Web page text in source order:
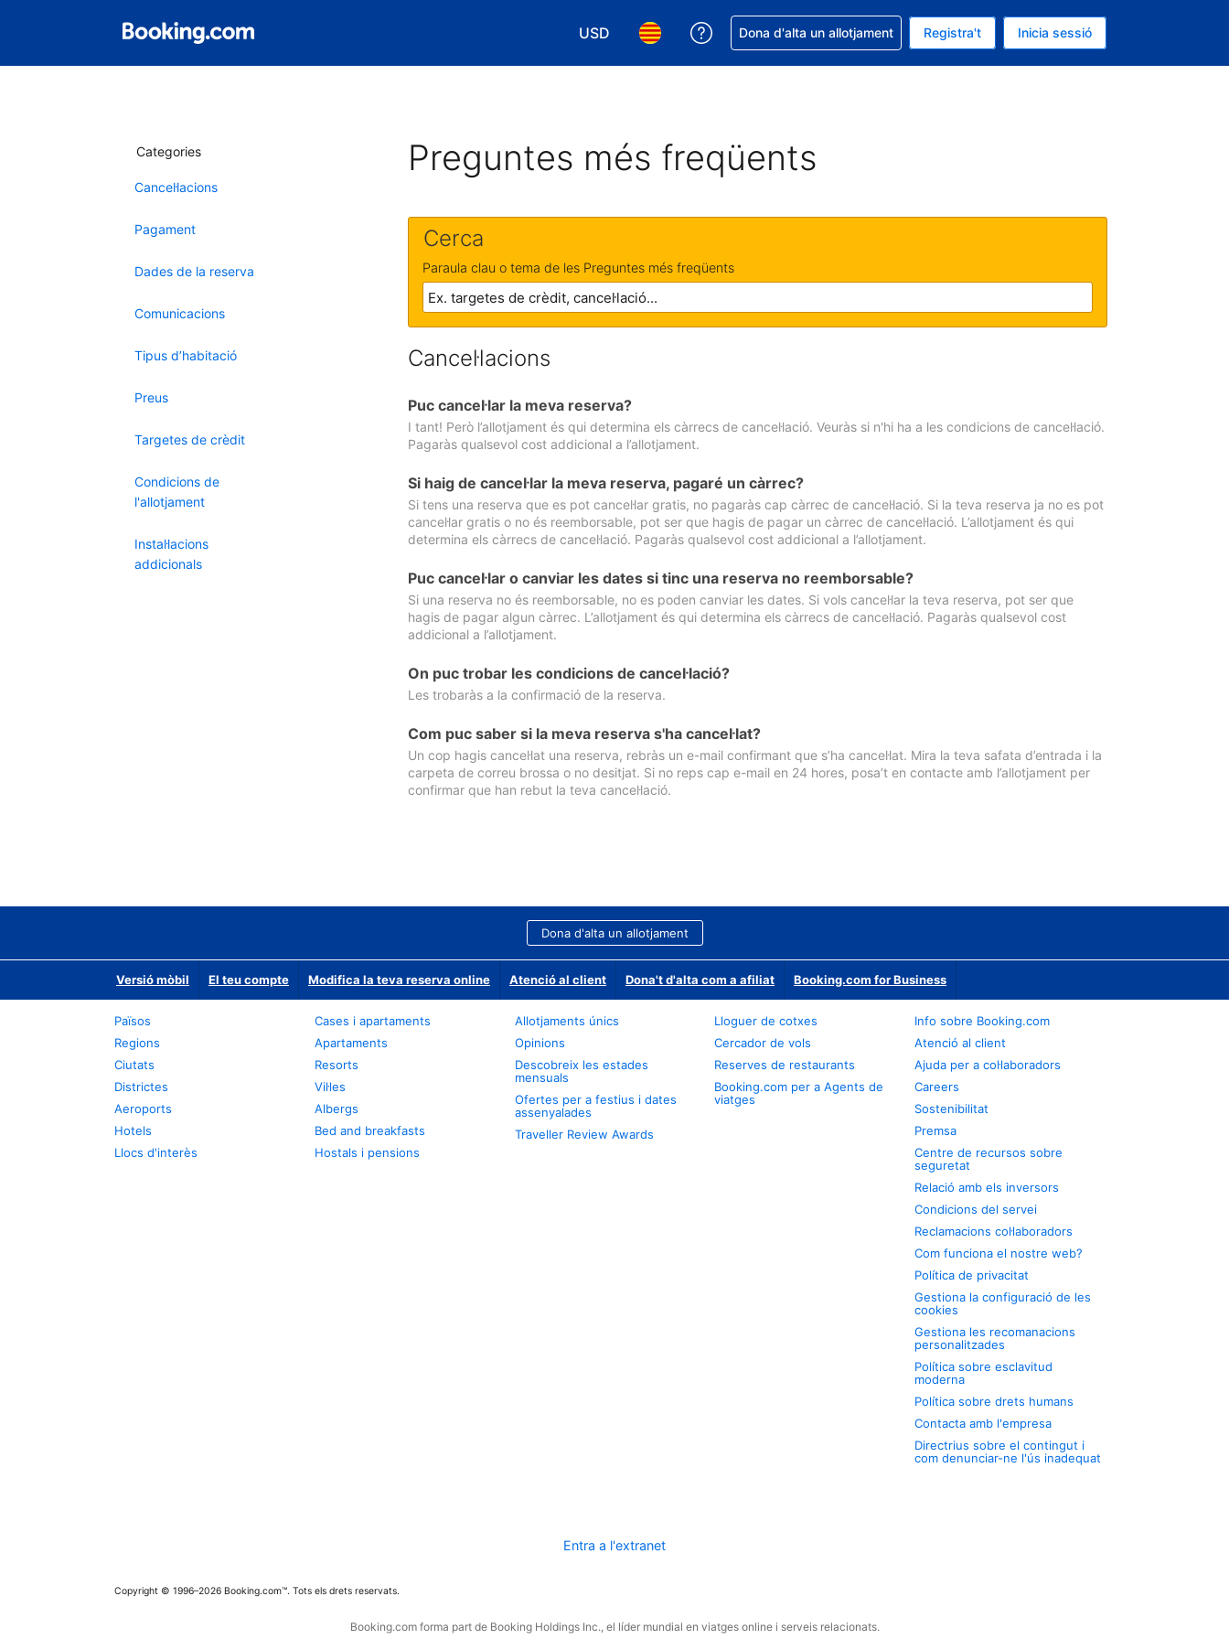
USD
Tria la moneda. La moneda actual és Dòlar dels Estats Units
Tria l'idioma. L'idioma actual és Català
Rep ajuda amb la reserva
Dona d'alta un allotjament Registra't Inicia sessió
Categories
Cancel·lacions
Pagament
Dades de la reserva
Comunicacions
Tipus d’habitació
Preus
Targetes de crèdit
Condicions de
l'allotjament
Instal·lacions
addicionals
Preguntes més freqüents
Cerca
Paraula clau o tema de les Preguntes més freqüents
Cancel·lacions
Puc cancel·lar la meva reserva?
I tant! Però l’allotjament és qui determina els càrrecs de cancel·lació. Veuràs si n'hi ha a les condicions de cancel·lació.
Pagaràs qualsevol cost addicional a l’allotjament.
Si haig de cancel·lar la meva reserva, pagaré un càrrec?
Si tens una reserva que es pot cancel·lar gratis, no pagaràs cap càrrec de cancel·lació. Si la teva reserva ja no es pot
cancel·lar gratis o no és reemborsable, pot ser que hagis de pagar un càrrec de cancel·lació. L’allotjament és qui
determina els càrrecs de cancel·lació. Pagaràs qualsevol cost addicional a l’allotjament.
Puc cancel·lar o canviar les dates si tinc una reserva no reemborsable?
Si una reserva no és reemborsable, no es poden canviar les dates. Si vols cancel·lar la teva reserva, pot ser que
hagis de pagar algun càrrec. L’allotjament és qui determina els càrrecs de cancel·lació. Pagaràs qualsevol cost
addicional a l’allotjament.
On puc trobar les condicions de cancel·lació?
Les trobaràs a la confirmació de la reserva.
Com puc saber si la meva reserva s'ha cancel·lat?
Un cop hagis cancel·lat una reserva, rebràs un e-mail confirmant que s’ha cancel·lat. Mira la teva safata d’entrada i la
carpeta de correu brossa o no desitjat. Si no reps cap e-mail en 24 hores, posa’t en contacte amb l’allotjament per
confirmar que han rebut la teva cancel·lació.
Dona d'alta un allotjament
Versió mòbil El teu compte Modifica la teva reserva online Atenció al client Dona't d'alta com a afiliat Booking.com for Business
Països
Regions
Ciutats
Districtes
Aeroports
Hotels
Llocs d'interès
Cases i apartaments
Apartaments
Resorts
Vil·les
Albergs
Bed and breakfasts
Hostals i pensions
Allotjaments únics
Opinions
Descobreix les estades
mensuals
Ofertes per a festius i dates
assenyalades
Traveller Review Awards
Lloguer de cotxes
Cercador de vols
Reserves de restaurants
Booking.com per a Agents de
viatges
Info sobre Booking.com
Atenció al client
Ajuda per a col·laboradors
Careers
Sostenibilitat
Premsa
Centre de recursos sobre
seguretat
Relació amb els inversors
Condicions del servei
Reclamacions col·laboradors
Com funciona el nostre web?
Política de privacitat
Gestiona la configuració de les
cookies
Gestiona les recomanacions
personalitzades
Política sobre esclavitud
moderna
Política sobre drets humans
Contacta amb l'empresa
Directrius sobre el contingut i
com denunciar-ne l'ús inadequat
Entra a l'extranet
Copyright © 1996–2026 Booking.com™. Tots els drets reservats.
Booking.com forma part de Booking Holdings Inc., el líder mundial en viatges online i serveis relacionats.